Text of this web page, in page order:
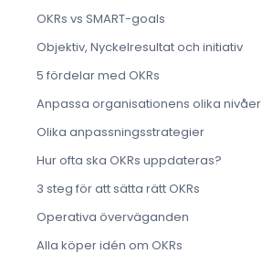
OKRs vs SMART-goals
Objektiv, Nyckelresultat och initiativ
5 fördelar med OKRs
Anpassa organisationens olika nivåer
Olika anpassningsstrategier
Hur ofta ska OKRs uppdateras?
3 steg för att sätta rätt OKRs
Operativa överväganden
Alla köper idén om OKRs